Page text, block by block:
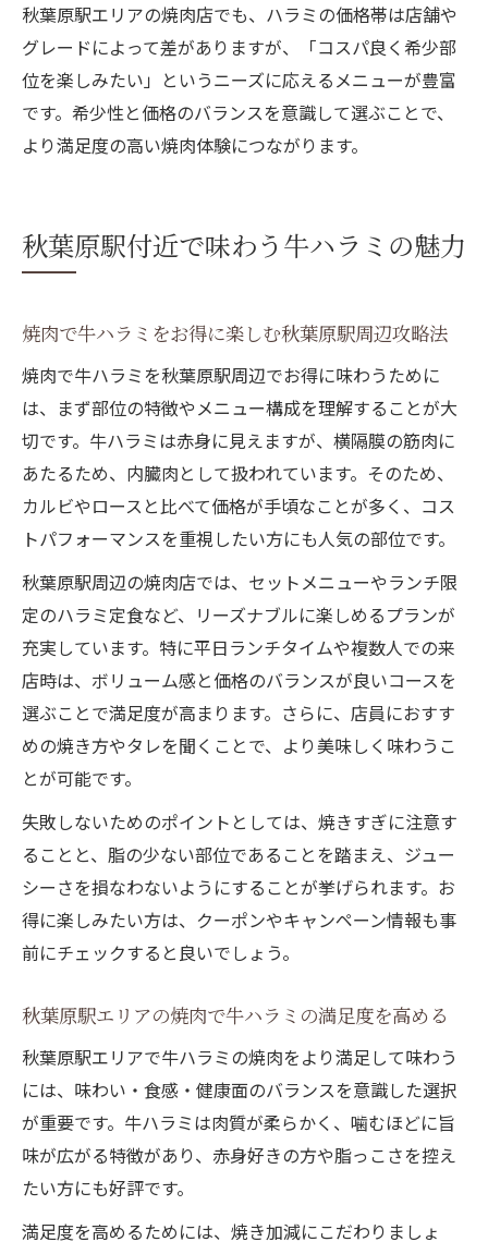
秋葉原駅エリアの焼肉店でも、ハラミの価格帯は店舗や
グレードによって差がありますが、「コスパ良く希少部
位を楽しみたい」というニーズに応えるメニューが豊富
です。希少性と価格のバランスを意識して選ぶことで、
より満足度の高い焼肉体験につながります。
秋葉原駅付近で味わう牛ハラミの魅力
焼肉で牛ハラミをお得に楽しむ秋葉原駅周辺攻略法
焼肉で牛ハラミを秋葉原駅周辺でお得に味わうために
は、まず部位の特徴やメニュー構成を理解することが大
切です。牛ハラミは赤身に見えますが、横隔膜の筋肉に
あたるため、内臓肉として扱われています。そのため、
カルビやロースと比べて価格が手頃なことが多く、コス
トパフォーマンスを重視したい方にも人気の部位です。
秋葉原駅周辺の焼肉店では、セットメニューやランチ限
定のハラミ定食など、リーズナブルに楽しめるプランが
充実しています。特に平日ランチタイムや複数人での来
店時は、ボリューム感と価格のバランスが良いコースを
選ぶことで満足度が高まります。さらに、店員におすす
めの焼き方やタレを聞くことで、より美味しく味わうこ
とが可能です。
失敗しないためのポイントとしては、焼きすぎに注意す
ることと、脂の少ない部位であることを踏まえ、ジュー
シーさを損なわないようにすることが挙げられます。お
得に楽しみたい方は、クーポンやキャンペーン情報も事
前にチェックすると良いでしょう。
秋葉原駅エリアの焼肉で牛ハラミの満足度を高める
秋葉原駅エリアで牛ハラミの焼肉をより満足して味わう
には、味わい・食感・健康面のバランスを意識した選択
が重要です。牛ハラミは肉質が柔らかく、噛むほどに旨
味が広がる特徴があり、赤身好きの方や脂っこさを控え
たい方にも好評です。
満足度を高めるためには、焼き加減にこだわりましょ